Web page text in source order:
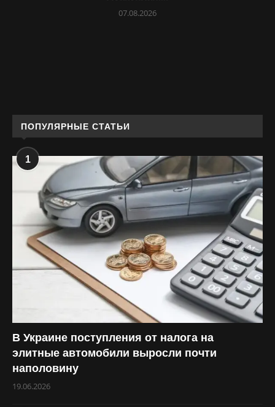
07.08.2026
ПОПУЛЯРНЫЕ СТАТЬИ
1
В Украине поступления от налога на
элитные автомобили выросли почти
наполовину
19.06.2026